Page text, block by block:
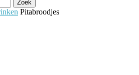
Pitabroodjes